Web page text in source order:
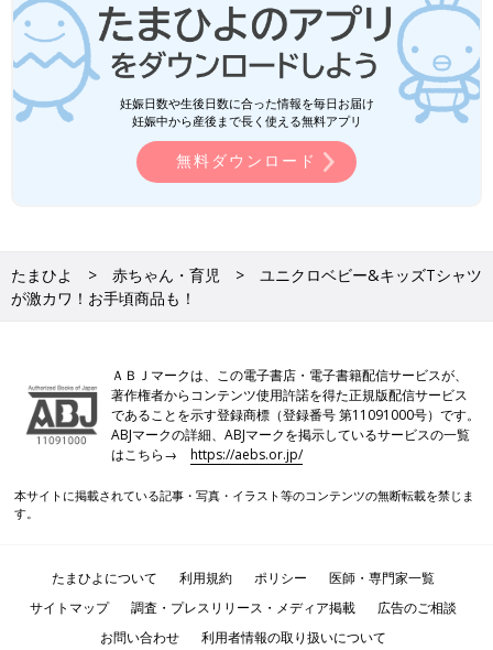
妊娠日数や生後日数に合った情報を毎日お届け
妊娠中から産後まで長く使える無料アプリ
無料ダウンロード
たまひよ 赤ちゃん・育児
ユニクロベビー&キッズTシャツ
が激カワ！お手頃商品も！
ＡＢＪマークは、この電子書店・電子書籍配信サービスが、
著作権者からコンテンツ使用許諾を得た正規版配信サービス
であることを示す登録商標（登録番号 第11091000号）です。
ABJマークの詳細、ABJマークを掲示しているサービスの一覧
はこちら→https://aebs.or.jp/
本サイトに掲載されている記事・写真・イラスト等のコンテンツの無断転載を禁じま
す。
たまひよについて 利用規約 ポリシー
医師・専門家一覧
サイトマップ
調査・プレスリリース・メディア掲載
広告のご相談
お問い合わせ
利用者情報の取り扱いについて